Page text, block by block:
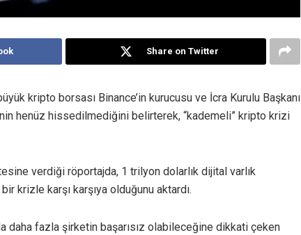
Share on Twitter
kripto borsası Binance’in kurucusu ve İcra Kurulu Başkanı
henüz hissedilmediğini belirterek, “kademeli” kripto krizi
verdiği röportajda, 1 trilyon dolarlık dijital varlık
krizle karşı karşıya olduğunu aktardı.
daha fazla şirketin başarısız olabileceğine dikkati çeken